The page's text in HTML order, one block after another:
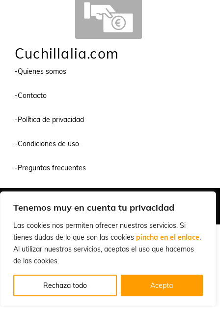
Tenemos muy en cuenta tu privacidad
Las cookies nos permiten ofrecer nuestros servicios. Si
tienes dudas de lo que son las cookies pincha en el enlace.
Al utilizar nuestros servicios, aceptas el uso que hacemos
de las cookies.
Rechaza todo Acepta
Cuchillalia.com
-Quienes somos
-Contacto
-Política de privacidad
-Condiciones de uso
-Preguntas frecuentes
© 2026 Cuchillalia.com